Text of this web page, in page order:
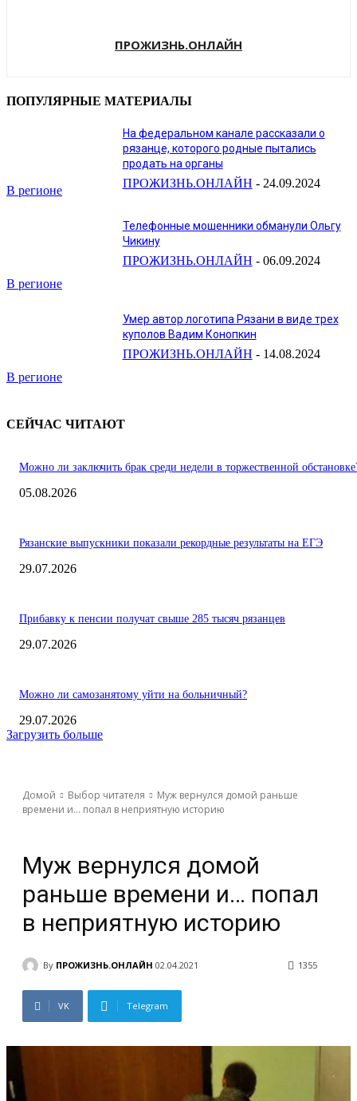
ПРОЖИЗНЬ.ОНЛАЙН
ПОПУЛЯРНЫЕ МАТЕРИАЛЫ
В регионе
На федеральном канале рассказали о
рязанце, которого родные пытались
продать на органы
ПРОЖИЗНЬ.ОНЛАЙН - 24.09.2024
В регионе
Телефонные мошенники обманули Ольгу
Чикину
ПРОЖИЗНЬ.ОНЛАЙН - 06.09.2024
В регионе
Умер автор логотипа Рязани в виде трех
куполов Вадим Конопкин
ПРОЖИЗНЬ.ОНЛАЙН - 14.08.2024
СЕЙЧАС ЧИТАЮТ
Можно ли заключить брак среди недели в торжественной
05.08.2026
Рязанские выпускники показали рекордные результаты на ЕГЭ
29.07.2026
Прибавку к пенсии получат свыше 285 тысяч рязанцев
29.07.2026
Можно ли самозанятому уйти на больничный?
29.07.2026
Загрузить больше